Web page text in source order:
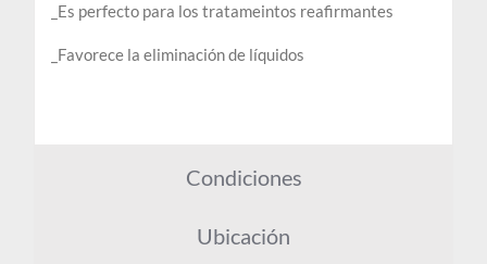
_Es perfecto para los tratameintos reafirmantes
_Favorece la eliminación de líquidos
Condiciones
Ubicación